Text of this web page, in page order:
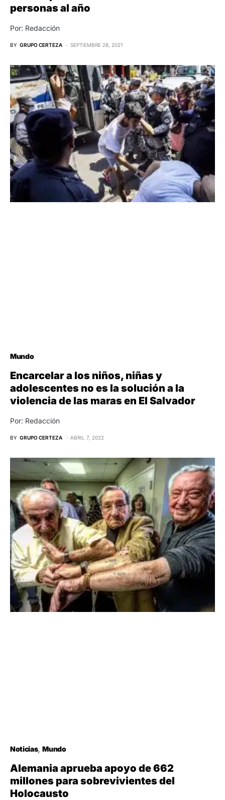
personas al año
Por: Redacción
BY GRUPO CERTEZA SEPTIEMBRE 28, 2021
Mundo
Encarcelar a los niños, niñas y
adolescentes no es la solución a la
violencia de las maras en El Salvador
Por: Redacción
BY GRUPO CERTEZA ABRIL 7, 2022
Noticias Mundo
Alemania aprueba apoyo de 662
millones para sobrevivientes del
Holocausto